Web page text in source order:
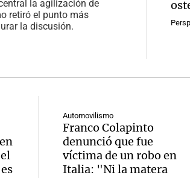
la agilización de
retiró el punto más
la discusión.
Automovilismo
Franco Colapinto
denunció que fue
víctima de un robo en
Italia: "Ni la matera